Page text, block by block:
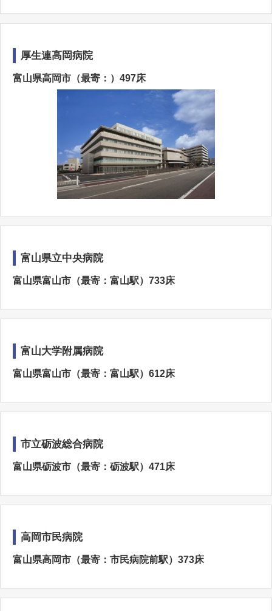
厚生連高岡病院
富山県高岡市（最寄：）497床
富山県立中央病院
富山県富山市（最寄：富山駅）733床
富山大学附属病院
富山県富山市（最寄：富山駅）612床
市立砺波総合病院
富山県砺波市（最寄：砺波駅）471床
高岡市民病院
富山県高岡市（最寄：市民病院前駅）373床